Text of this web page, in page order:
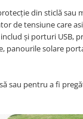
din sticlă sau
de tensiune care
și porturi USB,
solare
sau pentru a fi